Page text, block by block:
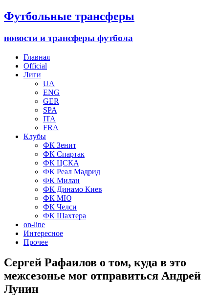
Футбольные трансферы
новости и трансферы футбола
Главная
Official
Лиги
UA
ENG
GER
SPA
ITA
FRA
Клубы
ФК Зенит
ФК Спартак
ФК ЦСКА
ФК Реал Мадрид
ФК Милан
ФК Динамо Киев
ФК МЮ
ФК Челси
ФК Шахтера
on-line
Интересное
Прочее
Сергей Рафаилов о том, куда в это
межсезонье мог отправиться Андрей
Лунин